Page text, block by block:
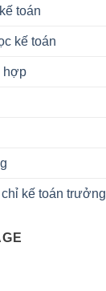
toán
kế toán
hợp
kế toán trưởng